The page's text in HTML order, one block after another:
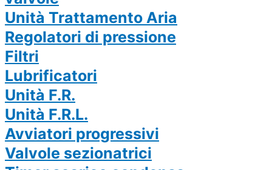
Unità Trattamento Aria
Regolatori di pressione
Filtri
Lubrificatori
Unità F.R.
Unità F.R.L.
Avviatori progressivi
Valvole sezionatrici